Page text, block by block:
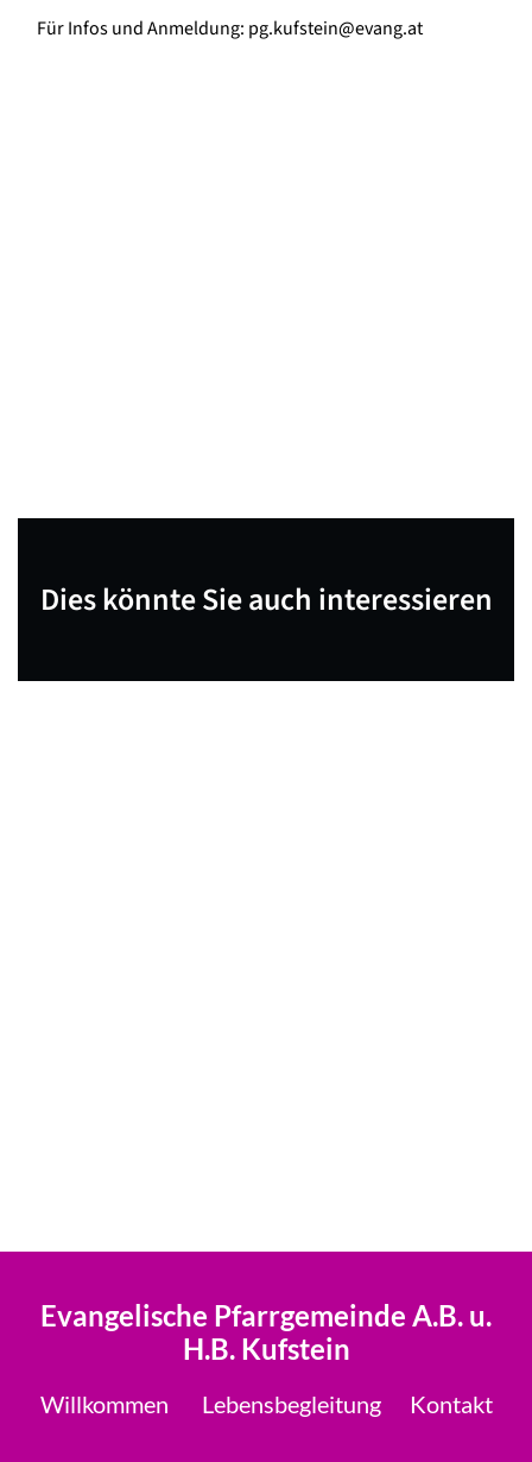
Für Infos und Anmeldung: pg.kufstein@evang.at
Dies könnte Sie auch interessieren
Evangelische Pfarrgemeinde A.B. u.
H.B. Kufstein
Willkommen Lebensbegleitung Kontakt